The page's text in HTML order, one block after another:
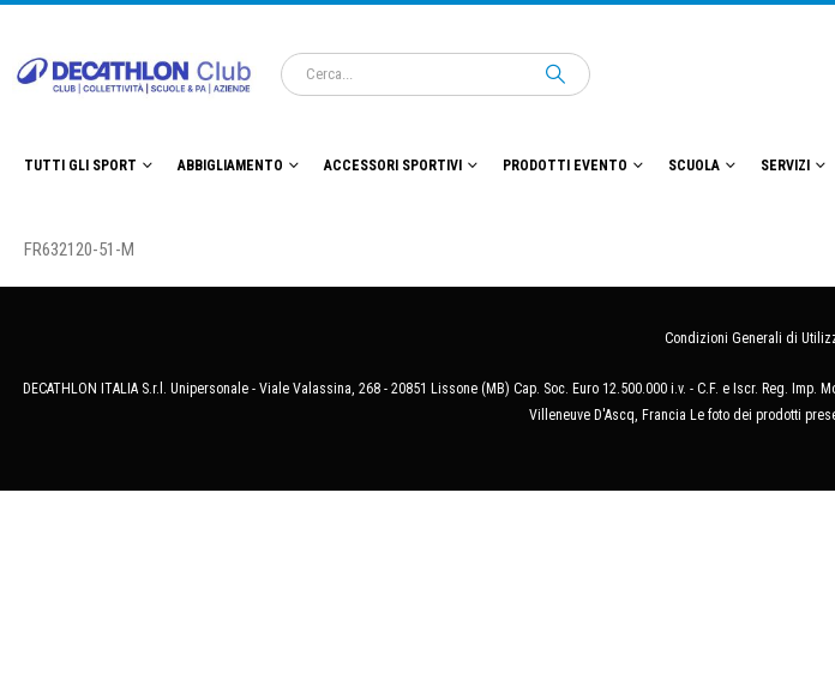
TUTTI GLI SPORT ABBIGLIAMENTO ACCESSORI SPORTIVI PRODOTTI EVENTO SCUOLA SERVIZI
FR632120-51-M
Condizioni Generali di
DECATHLON ITALIA S.r.l. Unipersonale - Viale Valassina, 268 - 20851 Lissone (MB) Cap. Soc. Euro 12.500.000 i.v. - C.F. e Iscr. Reg.
Villeneuve D'Ascq, Francia Le foto dei prodotti